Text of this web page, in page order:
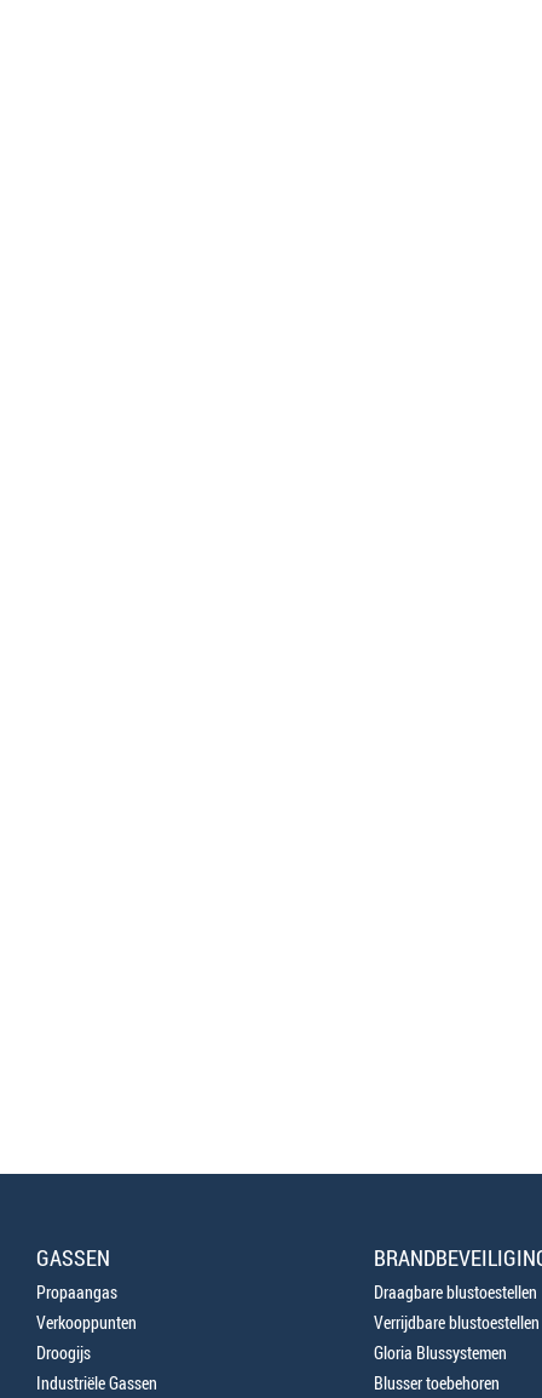
GASSEN
Propaangas
Verkooppunten
Droogijs
Industriële Gassen
Draagbare blustoestellen
Verrijdbare blustoestellen
Gloria Blussystemen
Blusser toebehoren